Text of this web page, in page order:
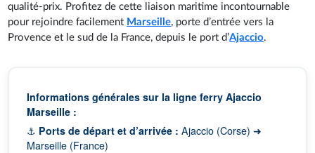
qualité-prix. Profitez de cette liaison maritime incontournable
pour rejoindre facilement Marseille, porte d’entrée vers la
Provence et le sud de la France, depuis le port d’Ajaccio.
Informations générales sur la ligne ferry Ajaccio
Marseille :
⚓ Ports de départ et d’arrivée : Ajaccio (Corse) ➜
Marseille (France)